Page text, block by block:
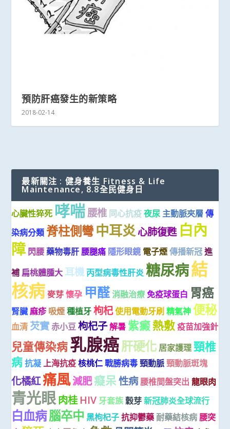
預防肝癌發生的新策略
2018-02-14
最新關注 : 健身養生 Fitness & Life
Maintenance, 8.8全民健身日
心臟性猝死 哮喘腰椎 同心抗疫 夜尿 主動脈夾層 傳
染病分類 脊柱側彎中耳炎心肺復甦 白內
障 閃腰 藥物毒肝 腰腿痛 隱形眼鏡 電子煙 傳播新冠 進
補 扁桃體腫大 耳機 丙型病毒性肝炎 糖尿病結
核病 麥芽 懷孕 甲醛消融治療 免疫球蛋白 胃癌
腎臟麻疹 吸煙 種植牙 枸杞使用電動牙刷 精氣神 便秘
血清 芡實赤小豆 枸杞子解暑 紫癜熱敷 疫苗加強針
兒童傳染病乳腺癌肝硬化 居家護理 頸椎
病 抗凝 上海抗疫 核桃仁 戰勝病毒 頸動脈 頸動脈斑塊
化橘紅痛風減肥癡呆 性病 腰椎間盤突出 龍眼肉
青光眼肉桂 HIV 牙套族 穀芽 新冠肺炎全球流行
白血病腦卒中 黑枸杞子 抗抑鬱藥 耐藥結核病 腰突